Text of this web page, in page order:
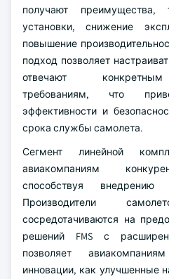
получают
установки, снижение
повышение
подход позволяет
отвечают
требованиям, что
эффективности и
срока службы самолета.
Сегмент линейной
авиакомпаниям
способствуя внедрению
Производители
сосредотачиваются на
решений FMS с
позволяет
инновации, как улучшенные